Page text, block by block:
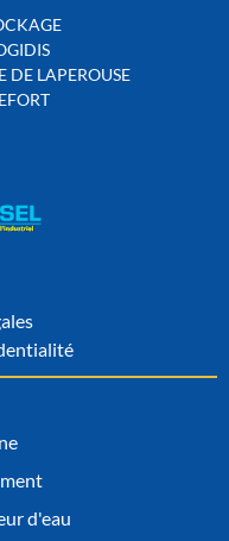
DE LAPEROUSE
d'eau